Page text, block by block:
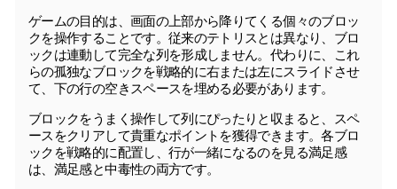
ゲームの目的は、画面の上部から降りてくる個々のブロッ
クを操作することです。従来のテトリスとは異なり、ブロ
ックは連動して完全な列を形成しません。代わりに、これ
らの孤独なブロックを戦略的に右または左にスライドさせ
て、下の行の空きスペースを埋める必要があります。
ブロックをうまく操作して列にぴったりと収まると、スペ
ースをクリアして貴重なポイントを獲得できます。各ブロ
ックを戦略的に配置し、行が一緒になるのを見る満足感
は、満足感と中毒性の両方です。